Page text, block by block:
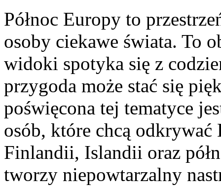
Północ Europy to
osoby ciekawe świata. To
widoki spotyka się z
przygoda może stać się
poświęcona tej tematyce
osób, które chcą
Finlandii, Islandii oraz
tworzy niepowtarzalny